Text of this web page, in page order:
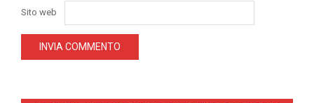
Sito web